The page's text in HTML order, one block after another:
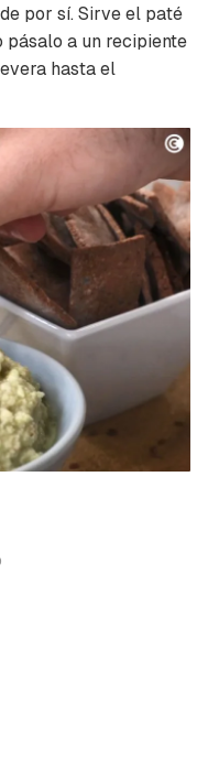
por sí. Sirve el paté
pásalo a un recipiente
hasta el